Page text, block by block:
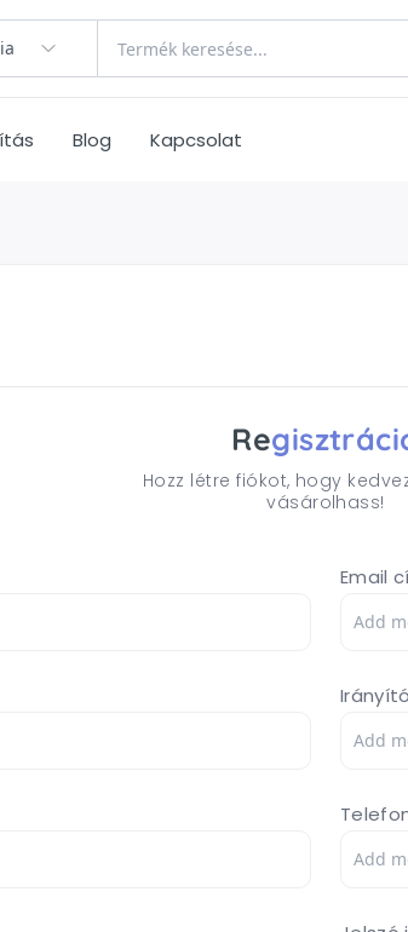
Blog Kapcsolat
Re
Hozz létre fiókot, hogy
vásárolhass!
Email